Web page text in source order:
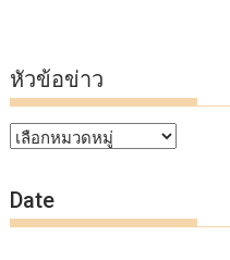
หัวข้อข่าว
หัวข้อ
Date